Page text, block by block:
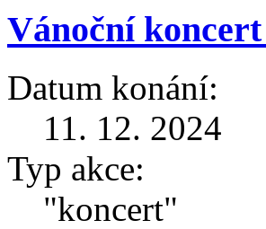
Vánoční
Datum konání:
11. 12. 2024
Typ akce:
"koncert"